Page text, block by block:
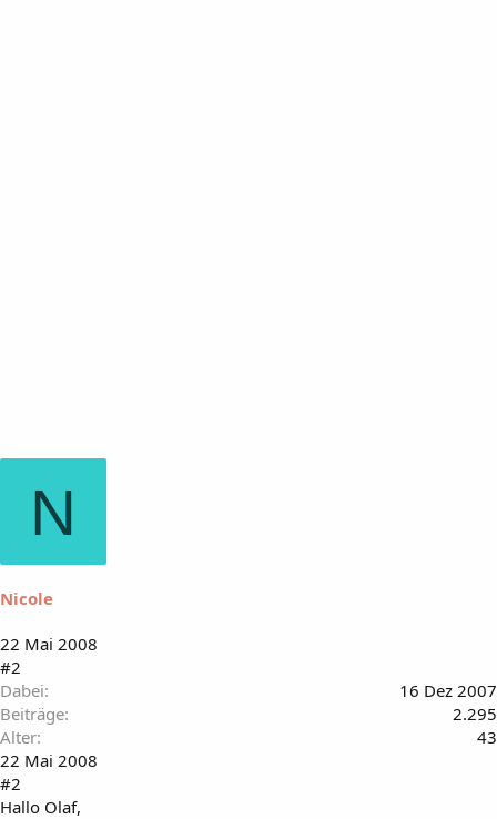
N
Nicole
22 Mai 2008
#2
Dabei
16 Dez 2007
Beiträge
2.295
Alter
43
22 Mai 2008
#2
Hallo Olaf,